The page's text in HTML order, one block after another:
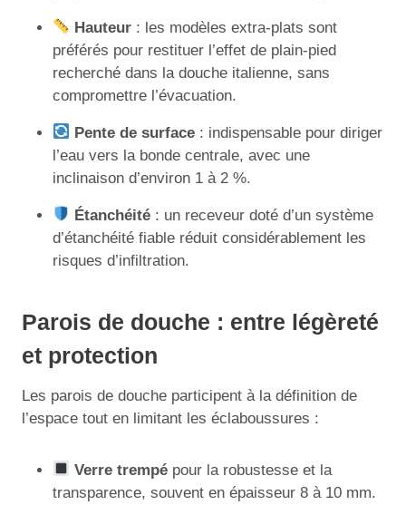
Hauteur : les modèles extra-plats sont
préférés pour restituer l’effet de plain-pied
recherché dans la douche italienne, sans
compromettre l’évacuation.
Pente de surface : indispensable pour diriger
l’eau vers la bonde centrale, avec une
inclinaison d’environ 1 à 2 %.
Étanchéité : un receveur doté d’un système
d’étanchéité fiable réduit considérablement les
risques d’infiltration.
Parois de douche : entre légèreté
et protection
Les parois de douche participent à la définition de
l’espace tout en limitant les éclaboussures :
Verre trempé pour la robustesse et la
transparence, souvent en épaisseur 8 à 10 mm.